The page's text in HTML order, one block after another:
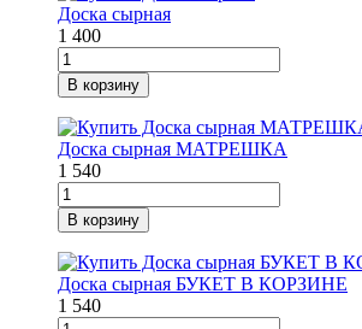
Доска сырная
1 400
В корзину
Доска сырная МАТРЕШКА
1 540
В корзину
Доска сырная БУКЕТ В КОРЗИНЕ
1 540